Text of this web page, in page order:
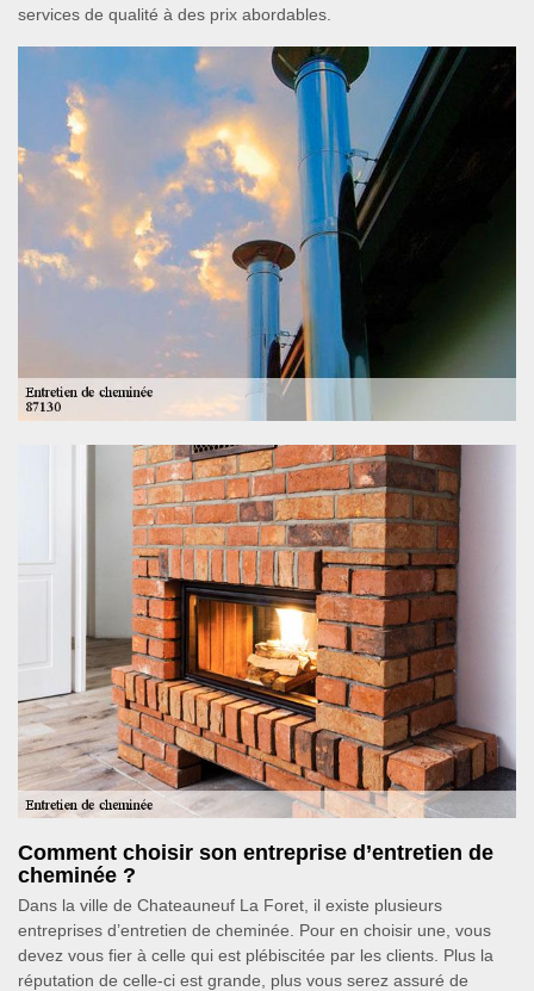
services de qualité à des prix abordables.
Comment choisir son entreprise d’entretien de
cheminée ?
Dans la ville de Chateauneuf La Foret, il existe plusieurs
entreprises d’entretien de cheminée. Pour en choisir une, vous
devez vous fier à celle qui est plébiscitée par les clients. Plus la
réputation de celle-ci est grande, plus vous serez assuré de